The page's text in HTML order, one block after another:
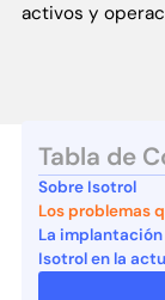
activos y
Tabla de
Sobre Isotrol
Los problemas
La
Isotrol en la